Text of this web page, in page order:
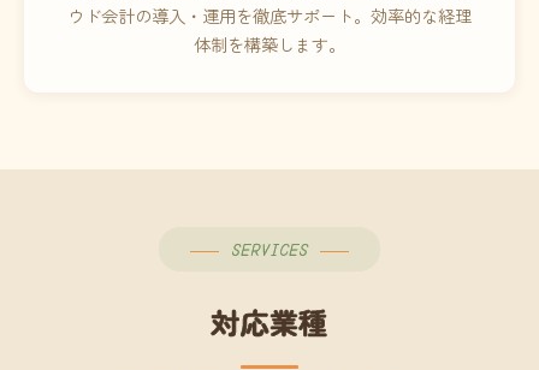
ウド会計の導入・運用を徹底サポート。効率的な経理
体制を構築します。
SERVICES
対応業種